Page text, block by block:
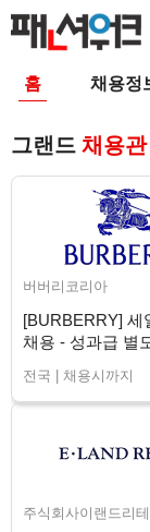
홈 채용정
그랜드 채용관
버버리코리아
[BURBERRY] 세
채용 - 성과급 별
전국 | 채용시까지
주식회사이랜드리